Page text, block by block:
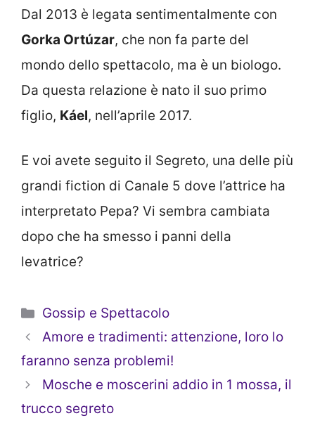
Dal 2013 è legata sentimentalmente con
Gorka Ortúzar, che non fa parte del
mondo dello spettacolo, ma è un biologo.
Da questa relazione è nato il suo primo
figlio, Káel, nell’aprile 2017.
E voi avete seguito il Segreto, una delle più
grandi fiction di Canale 5 dove l’attrice ha
interpretato Pepa? Vi sembra cambiata
dopo che ha smesso i panni della
levatrice?
Categorie
Gossip e Spettacolo
Amore e tradimenti: attenzione, loro lo
faranno senza problemi!
Mosche e moscerini addio in 1 mossa, il
trucco segreto